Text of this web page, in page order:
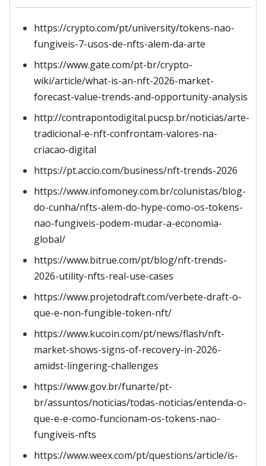
https://crypto.com/pt/university/tokens-nao-
fungiveis-7-usos-de-nfts-alem-da-arte
https://www.gate.com/pt-br/crypto-
wiki/article/what-is-an-nft-2026-market-
forecast-value-trends-and-opportunity-analysis
http://contrapontodigital.pucsp.br/noticias/arte-
tradicional-e-nft-confrontam-valores-na-
criacao-digital
https://pt.accio.com/business/nft-trends-2026
https://www.infomoney.com.br/colunistas/blog-
do-cunha/nfts-alem-do-hype-como-os-tokens-
nao-fungiveis-podem-mudar-a-economia-
global/
https://www.bitrue.com/pt/blog/nft-trends-
2026-utility-nfts-real-use-cases
https://www.projetodraft.com/verbete-draft-o-
que-e-non-fungible-token-nft/
https://www.kucoin.com/pt/news/flash/nft-
market-shows-signs-of-recovery-in-2026-
amidst-lingering-challenges
https://www.gov.br/funarte/pt-
br/assuntos/noticias/todas-noticias/entenda-o-
que-e-e-como-funcionam-os-tokens-nao-
fungiveis-nfts
https://www.weex.com/pt/questions/article/is-